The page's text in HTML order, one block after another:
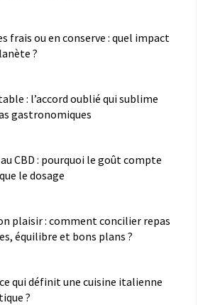
frais ou en conserve : quel impact
?
table : l’accord oublié qui sublime
gastronomiques
CBD : pourquoi le goût compte
le dosage
plaisir : comment concilier repas
équilibre et bons plans ?
qui définit une cuisine italienne
?